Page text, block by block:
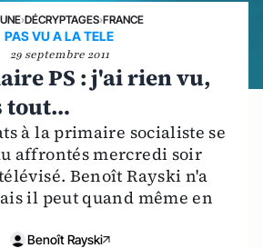
›DÉCRYPTAGES›FRANCE
PAS VU A LA TELE
29 septembre 2011
PS : j'ai rien vu,
tout…
à la primaire socialiste se
affrontés mercredi soir
Benoît Rayski n'a
il peut quand même en
Benoît Rayski